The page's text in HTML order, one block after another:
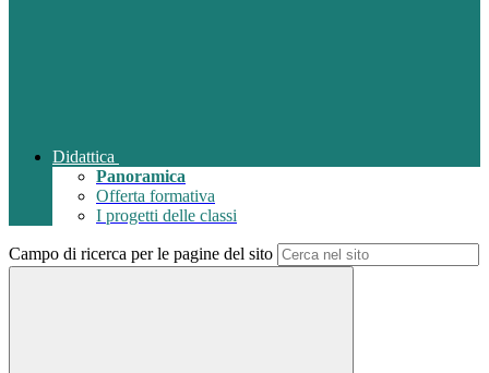
Didattica
Panoramica
Offerta formativa
I progetti delle classi
Campo di ricerca per le pagine del sito